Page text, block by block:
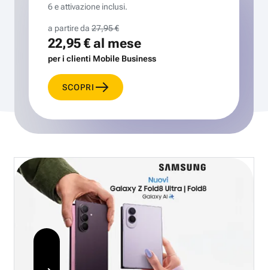
6 e attivazione inclusi.
a partire da 27,95 €
22,95 €al mese
per i clienti Mobile Business
SCOPRI